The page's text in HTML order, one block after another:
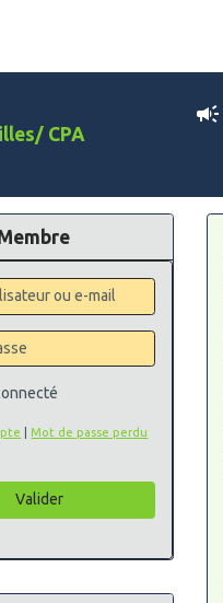
CPA
Mot de passe perdu
Valider